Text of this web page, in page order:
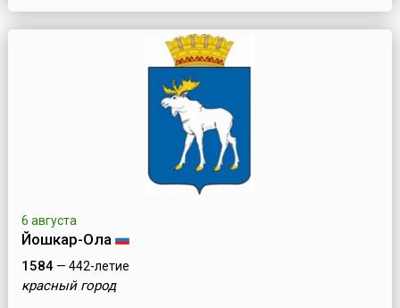
6 августа
Йошкар-Ола
1584— 442-летие
красный город